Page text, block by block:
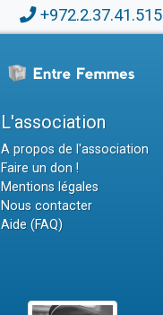
+972.2.37.41.515
L'association
A propos de l'association
Faire un don !
Mentions légales
Nous contacter
Aide (FAQ)